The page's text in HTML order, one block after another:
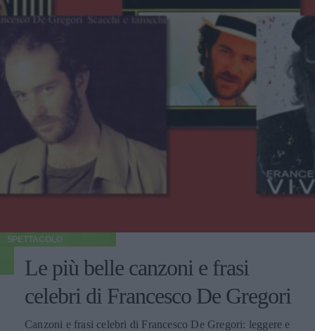
SPETTACOLO
Le più belle canzoni e frasi
celebri di Francesco De Gregori
Canzoni e frasi celebri di Francesco De Gregori: leggere e